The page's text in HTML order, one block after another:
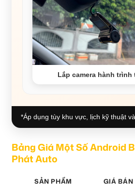
Lắp camera hành trình
*Áp dụng tùy khu vực, lịch kỹ thuật
Bảng Giá Một Số Android
Phát Auto
SẢN PHẨM GIÁ BÁN